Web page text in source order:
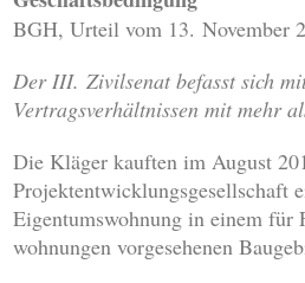
BGH, Urteil vom 13. November
Der III. Zivilsenat befasst sich
Vertragsverhältnissen mit mehr
Die Kläger kauften im August
Projektentwicklungsgesellschaft
Eigentumswohnung in einem für
wohnungen vorgesehenen